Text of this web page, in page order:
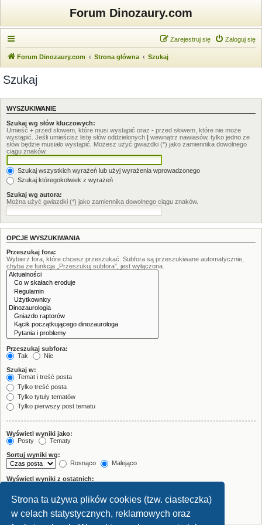
Strona ta używa plików cookies (tzw. ciasteczka)
w celach statystycznych, reklamowych oraz
Forum Dinozaury.com
Zaloguj się
Zarejestruj się
Forum Dinozaury.com Strona główna Szukaj
Szukaj
WYSZUKIWANIE
Szukaj wg słów kluczowych:
Umieść + przed słowem, które musi wystąpić oraz - przed słowem, które nie może
wystąpić. Jeśli umieścisz listę słów oddzielonych | wewnątrz nawiasów, tylko jedno ze
słów będzie musiało wystąpić. Możesz użyć gwiazdki (*) jako zamiennika dowolnego
ciągu znaków.
Szukaj wszystkich wyrażeń lub użyj wyrażenia wprowadzonego
Szukaj któregokolwiek z wyrażeń
Szukaj wg autora:
Można użyć gwiazdki (*) jako zamiennika dowolnego ciągu znaków.
OPCJE WYSZUKIWANIA
Przeszukaj fora:
Wybierz fora, które chcesz przeszukać. Subfora są przeszukiwane automatycznie,
chyba że funkcja „Przeszukuj subfora”, jest wyłączona.
Przeszukaj subfora:
Tak
Nie
Szukaj w:
Temat i treść posta
Tylko treść posta
Tylko tytuły tematów
Tylko pierwszy post tematu
Wyświetl wyniki jako:
Posty
Tematy
Sortuj wyniki wg:
Rosnąco
Malejąco
Wyświetl wyniki z ostatnich:
Wyświetl pierwsze:
znaków w poście